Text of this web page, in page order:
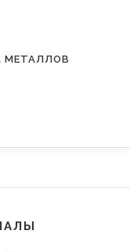
МЕТАЛЛОВ